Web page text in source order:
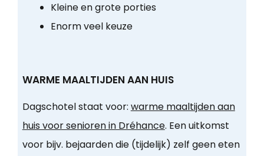
Kleine en grote porties
Enorm veel keuze
WARME MAALTIJDEN AAN HUIS
Dagschotel staat voor: warme maaltijden aan
huis voor senioren in Dréhance. Een uitkomst
voor bijv. bejaarden die (tijdelijk) zelf geen eten